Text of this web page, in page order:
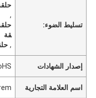
تسليط الضوء:
حلقة
,
قة
,
إصدار الشهادات
اسم العلامة التجارية